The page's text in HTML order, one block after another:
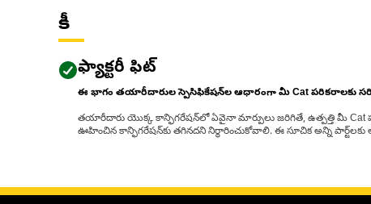
కీ
ఫ్యాక్టరీ ఫిట్
ఈ భాగం తయారీదారుల స్పెసిఫికేషన్‌ల ఆధారంగా మీ Cat పరికరాలకు
తయారీదారు యొక్క కాన్ఫిగరేషన్‌లో ఏవైనా మార్పులు జరిగితే, ఉత్పత్తి మీ Cat
ఊహించిన కాన్ఫిగరేషన్‌కు తగినదని నిర్ధారించుకోవాలి. ఈ సూచిక అన్ని